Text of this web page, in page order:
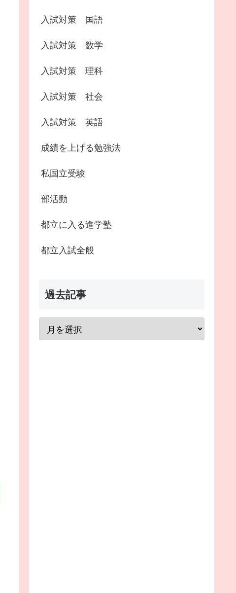
入試対策 国語
入試対策 数学
入試対策 理科
入試対策 社会
入試対策 英語
成績を上げる勉強法
私国立受験
部活動
都立に入る進学塾
都立入試全般
過去記事